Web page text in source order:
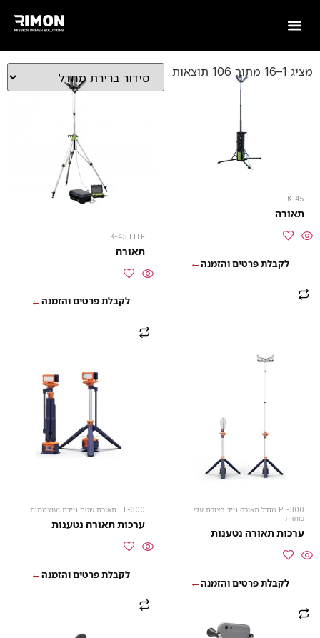
מציג 1–16 מתוך 106 תוצאות
K-45
תאורה
K-45 LITE
תאורה
PL-300 מגדל תאורה נייד בצורת עלי
כותרת
ערכות תאורה נטענות
TL-300 תאורת שטח ניידת ועוצמתית
ערכות תאורה נטענות